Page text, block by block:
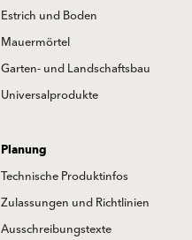
Estrich und Boden
Mauermörtel
Garten- und Landschaftsbau
Universalprodukte
Planung
Technische Produktinfos
Zulassungen und Richtlinien
Ausschreibungstexte